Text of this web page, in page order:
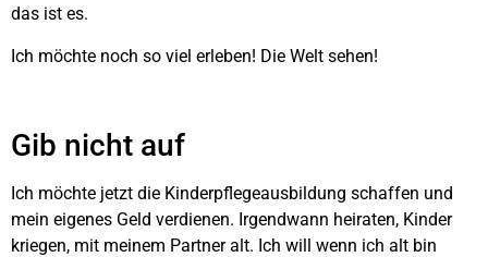
das ist es.
Ich möchte noch so viel erleben! Die Welt sehen!
Gib nicht auf
Ich möchte jetzt die Kinderpflegeausbildung schaffen und
mein eigenes Geld verdienen. Irgendwann heiraten, Kinder
kriegen, mit meinem Partner alt. Ich will wenn ich alt bin